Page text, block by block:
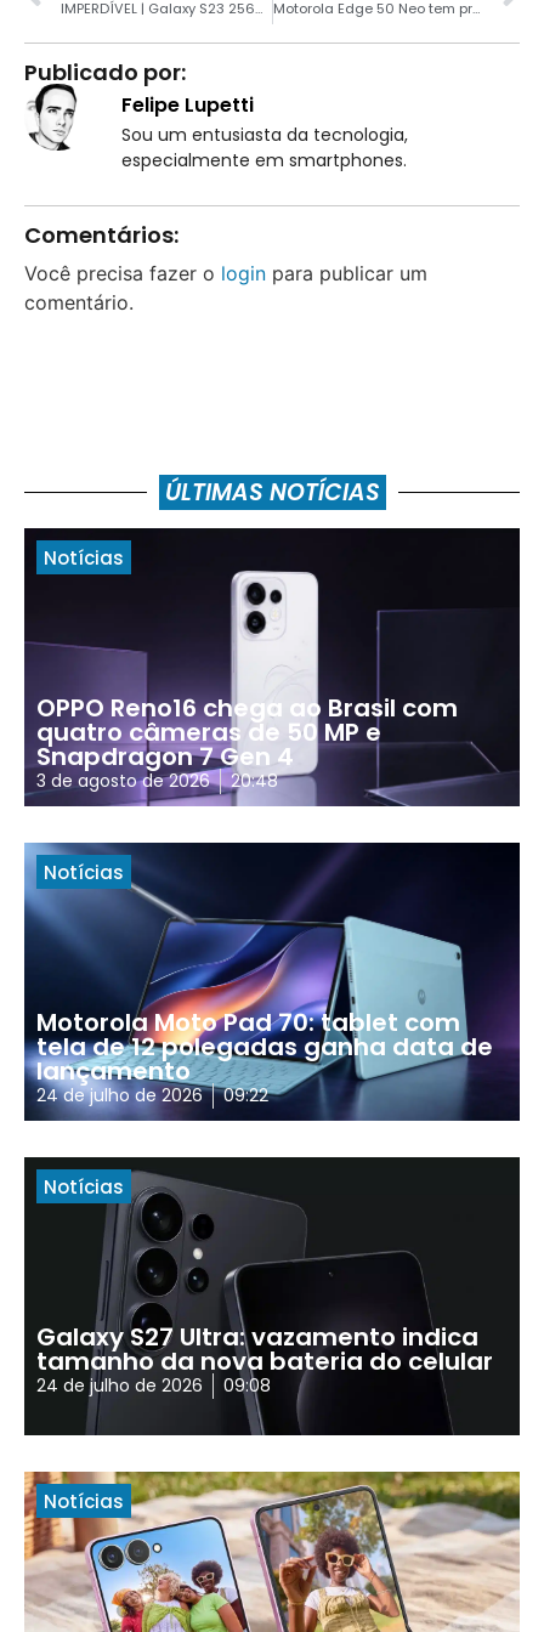
IMPERDÍVEL | Galaxy S23 256GB com cupom no Magalu por R$ 2619 Motorola Edge 50 Neo tem processador confirmado em vazamento
Publicado por:
Felipe Lupetti
Sou um entusiasta da tecnologia,
especialmente em smartphones.
Comentários:
Você precisa fazer o login para publicar um
comentário.
ÚLTIMAS NOTÍCIAS
Notícias
OPPO Reno16 chega ao Brasil com
quatro câmeras de 50 MP e
Snapdragon 7 Gen 4
3 de agosto de 2026 20:48
Notícias
Motorola Moto Pad 70: tablet com
tela de 12 polegadas ganha data de
lançamento
24 de julho de 2026 09:22
Notícias
Galaxy S27 Ultra: vazamento indica
tamanho da nova bateria do celular
24 de julho de 2026 09:08
Notícias